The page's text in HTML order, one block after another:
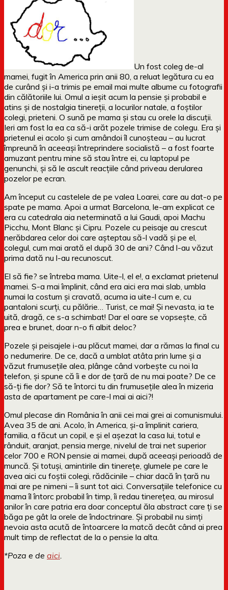
Un fost coleg de-al
mamei, fugit în America prin anii 80, a reluat legătura cu ea
de curând și i-a trimis pe email mai multe albume cu fotografii
din călătoriile lui. Omul a ieșit acum la pensie și probabil e
atins și de nostalgia tinereții, a locurilor natale, a foștilor
colegi, prieteni. O sună pe mama și stau cu orele la discuții.
Ieri am fost la ea ca să-i arăt pozele trimise de colegu. Era și
prietenul ei acolo și cum amândoi îl cunoșteau – au lucrat
împreună în aceeași întreprindere socialistă – a fost foarte
amuzant pentru mine să stau între ei, cu laptopul pe
genunchi, și să le ascult reacțiile când priveau derularea
pozelor pe ecran.
Am început cu castelele de pe valea Loarei, care au dat-o pe
spate pe mama. Apoi a urmat Barcelona, le-am explicat ce
era cu catedrala aia neterminată a lui Gaudi, apoi Machu
Picchu, Mont Blanc și Cipru. Pozele cu peisaje au crescut
nerăbdarea celor doi care așteptau să-l vadă și pe el,
colegul, cum mai arată el după 30 de ani? Când l-au văzut
prima dată nu l-au recunoscut.
El să fie? se întreba mama. Uite-l, el e!, a exclamat prietenul
mamei. S-a mai împlinit, când era aici era mai slab, umbla
numai la costum și cravată, acuma ia uite-l cum e, cu
pantaloni scurți, cu pălărie… Turist, ce mai! Și nevasta, ia te
uită, dragă, ce s-a schimbat! Dar el oare se vopsește, că
prea e brunet, doar n-o fi albit deloc?
Pozele și peisajele i-au plăcut mamei, dar a rămas la final cu
o nedumerire. De ce, dacă a umblat atâta prin lume și a
văzut frumusețile alea, plânge când vorbește cu noi la
telefon, și spune că îi e dor de țară de nu mai poate? De ce
să-ți fie dor? Să te întorci tu din frumusețile alea în mizeria
asta de apartament pe care-l mai ai aici?!
Omul plecase din România în anii cei mai grei ai comunismului.
Avea 35 de ani. Acolo, în America, și-a împlinit cariera,
familia, a făcut un copil, e și el așezat la casa lui, totul e
rânduit, aranjat, pensia merge, nivelul de trai net superior
celor 700 e RON pensie ai mamei, după aceeași perioadă de
muncă. Și totuși, amintirile din tinerețe, glumele pe care le
avea aici cu foștii colegi, rădăcinile – chiar dacă în țară nu
mai are pe nimeni – îi sunt tot aici. Conversațiile telefonice cu
mama îl întorc probabil în timp, îi redau tinerețea, au mirosul
anilor în care patria era doar conceptul ăla abstract care ți se
băga pe gât la orele de îndoctrinare. Și probabil nu simți
nevoia asta acută de întoarcere la matcă decât când ai prea
mult timp de reflectat de la o pensie la alta.
*Poza e de aici